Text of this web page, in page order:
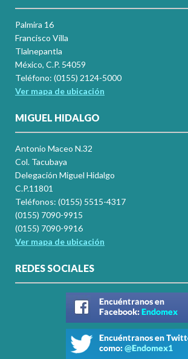
Palmira 16
Francisco Villa
Tlalnepantla
México, C.P. 54059
Teléfono: (0155) 2124-5000
Ver mapa de ubicación
MIGUEL HIDALGO
Antonio Maceo N.32
Col. Tacubaya
Delegación Miguel Hidalgo
C.P.11801
Teléfonos: (0155) 5515-4317
(0155) 7090-9915
(0155) 7090-9916
Ver mapa de ubicación
REDES SOCIALES